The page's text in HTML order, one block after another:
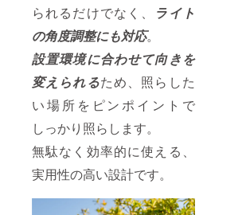
られるだけでなく、
ライト
の角度調整にも対応。
設置環境に合わせて向きを
変えられるため、照らした
い場所をピンポイントで
しっかり照らします。
無駄なく効率的に使える、
実用性の高い設計です。